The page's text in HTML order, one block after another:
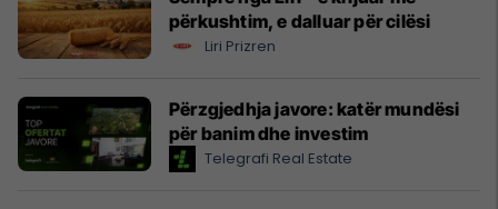
përkushtim, e dalluar për cilësi
Liri Prizren
Përzgjedhja javore: katër mundësi
për banim dhe investim
Telegrafi Real Estate